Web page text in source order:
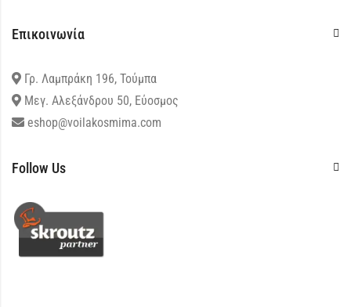
Επικοινωνία
Γρ. Λαμπράκη 196, Τούμπα
Μεγ. Αλεξάνδρου 50, Εύοσμος
eshop@voilakosmima.com
Follow Us